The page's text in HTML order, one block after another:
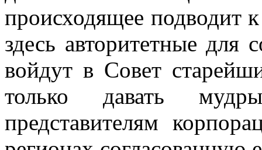
происходящее подводит
здесь авторитетные для
войдут в Совет
только давать
представителям